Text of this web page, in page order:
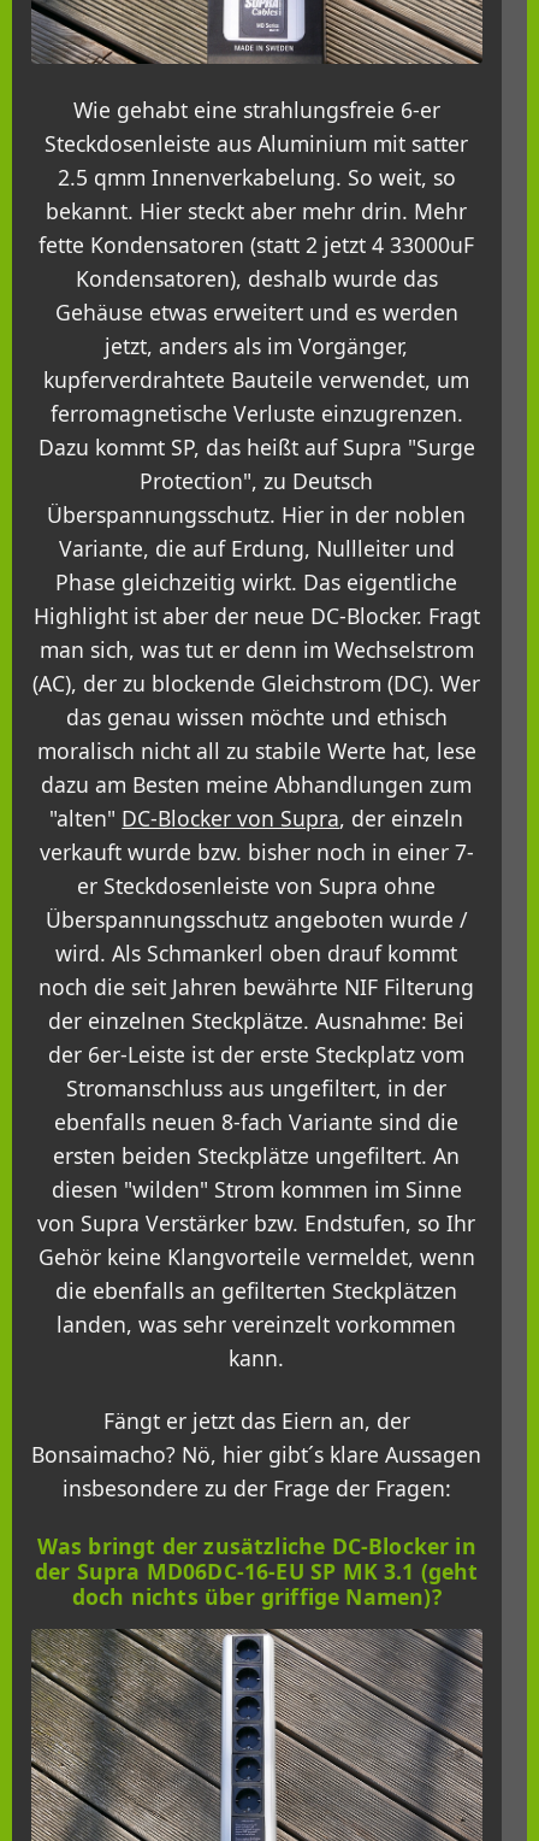
Wie gehabt eine strahlungsfreie 6-er
Steckdosenleiste aus Aluminium mit satter
2.5 qmm Innenverkabelung. So weit, so
bekannt. Hier steckt aber mehr drin. Mehr
fette Kondensatoren (statt 2 jetzt 4 33000uF
Kondensatoren), deshalb wurde das
Gehäuse etwas erweitert und es werden
jetzt, anders als im Vorgänger,
kupferverdrahtete Bauteile verwendet, um
ferromagnetische Verluste einzugrenzen.
Dazu kommt SP, das heißt auf Supra "Surge
Protection", zu Deutsch
Überspannungsschutz. Hier in der noblen
Variante, die auf Erdung, Nullleiter und
Phase gleichzeitig wirkt. Das eigentliche
Highlight ist aber der neue DC-Blocker. Fragt
man sich, was tut er denn im Wechselstrom
(AC), der zu blockende Gleichstrom (DC). Wer
das genau wissen möchte und ethisch
moralisch nicht all zu stabile Werte hat, lese
dazu am Besten meine Abhandlungen zum
"alten" DC-Blocker von Supra, der einzeln
verkauft wurde bzw. bisher noch in einer 7-
er Steckdosenleiste von Supra ohne
Überspannungsschutz angeboten wurde /
wird. Als Schmankerl oben drauf kommt
noch die seit Jahren bewährte NIF Filterung
der einzelnen Steckplätze. Ausnahme: Bei
der 6er-Leiste ist der erste Steckplatz vom
Stromanschluss aus ungefiltert, in der
ebenfalls neuen 8-fach Variante sind die
ersten beiden Steckplätze ungefiltert. An
diesen "wilden" Strom kommen im Sinne
von Supra Verstärker bzw. Endstufen, so Ihr
Gehör keine Klangvorteile vermeldet, wenn
die ebenfalls an gefilterten Steckplätzen
landen, was sehr vereinzelt vorkommen
kann.
Fängt er jetzt das Eiern an, der
Bonsaimacho? Nö, hier gibt´s klare Aussagen
insbesondere zu der Frage der Fragen:
Was bringt der zusätzliche DC-Blocker in
der Supra MD06DC-16-EU SP MK 3.1 (geht
doch nichts über griffige Namen)?